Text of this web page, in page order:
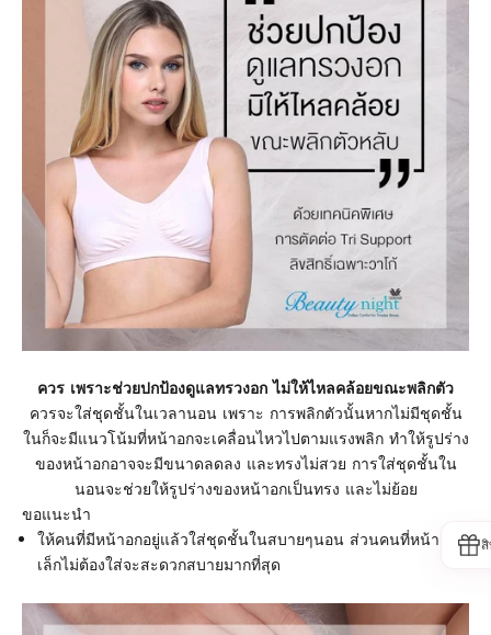
ควร เพราะช่วยปกป้องดูแลทรวงอก ไม่ให้ไหลคล้อยขณะพลิกตัว
ควรจะใส่ชุดชั้นในเวลานอน เพราะ การพลิกตัวนั้นหากไม่มีชุดชั้น
ในก็จะมีแนวโน้มที่หน้าอกจะเคลื่อนไหวไปตามแรงพลิก ทำให้รูปร่าง
ของหน้าอกอาจจะมีขนาดลดลง และทรงไม่สวย การใส่ชุดชั้นใน
นอนจะช่วยให้รูปร่างของหน้าอกเป็นทรง และไม่ย้อย
ขอแนะนำ
ให้คนที่มีหน้าอกอยู่แล้วใส่ชุดชั้นในสบายๆนอน ส่วนคนที่หน้าอก
เล็กไม่ต้องใส่จะสะดวกสบายมากที่สุด